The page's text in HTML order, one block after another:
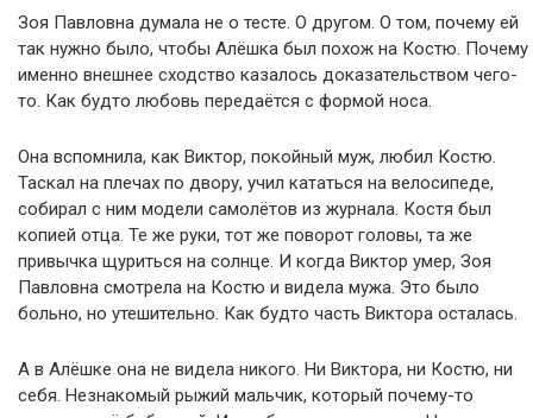
Зоя Павловна думала не о тесте. О другом. О том, почему ей
так нужно было, чтобы Алёшка был похож на Костю. Почему
именно внешнее сходство казалось доказательством чего-
то. Как будто любовь передаётся с формой носа.
Она вспомнила, как Виктор, покойный муж, любил Костю.
Таскал на плечах по двору, учил кататься на велосипеде,
собирал с ним модели самолётов из журнала. Костя был
копией отца. Те же руки, тот же поворот головы, та же
привычка щуриться на солнце. И когда Виктор умер, Зоя
Павловна смотрела на Костю и видела мужа. Это было
больно, но утешительно. Как будто часть Виктора осталась.
А в Алёшке она не видела никого. Ни Виктора, ни Костю, ни
себя. Незнакомый рыжий мальчик, который почему-то